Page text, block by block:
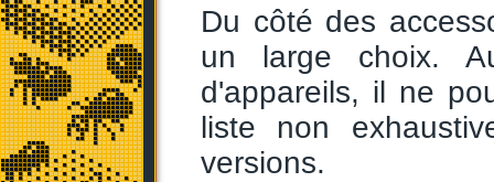
Du côté des
un large choix.
d'appareils, il ne
liste non
versions.